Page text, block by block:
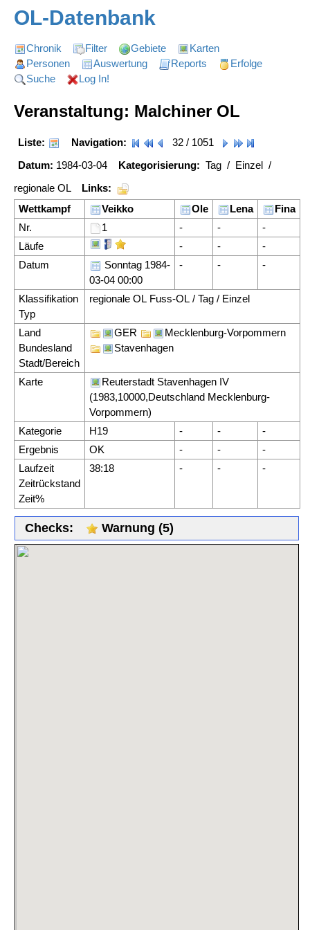
OL-Datenbank
Chronik Filter Gebiete
Karten
Personen
Auswertung Reports
Erfolge
Suche
Log In!
Veranstaltung: Malchiner OL
Liste: Navigation:
32 / 1051
Datum: 1984-03-04 Kategorisierung: Tag / Einzel /
regionale OL
Links:
Wettkampf
Veikko Ole Lena
Fina
Nr.
1 - -
-
Läufe
- -
-
Datum
Sonntag 1984-
03-04 00:00
- - -
Klassifikation
Typ
regionale OL Fuss-OL / Tag / Einzel
Land
Bundesland
Stadt/Bereich
GER
Mecklenburg-Vorpommern
Stavenhagen
Karte
Reuterstadt Stavenhagen IV
(1983,10000,Deutschland Mecklenburg-
Vorpommern)
Kategorie
H19 - -
-
Ergebnis
OK - -
-
Laufzeit
Zeitrückstand
Zeit%
38:18 - - -
Checks: Warnung (5)